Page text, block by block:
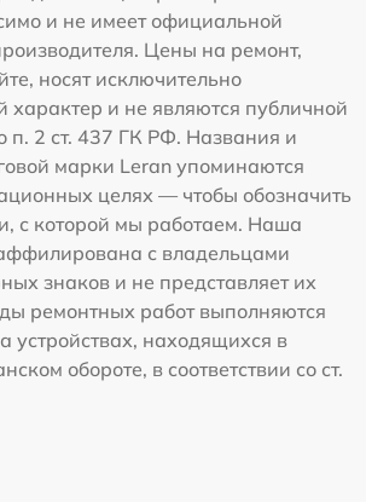
и не имеет официальной
Цены на ремонт,
носят исключительно
характер и не являются публичной
п. 2 ст. 437 ГК РФ. Названия и
марки Leran упоминаются
целях — чтобы обозначить
с которой мы работаем. Наша
с владельцами
знаков и не представляет их
ремонтных работ выполняются
устройствах, находящихся в
обороте, в соответствии со ст.